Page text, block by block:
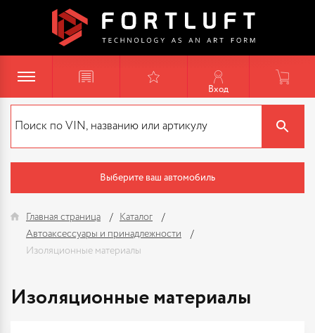
Вход
Выберите ваш автомобиль
Главная страница
Каталог
Автоаксессуары и принадлежности
Изоляционные материалы
Изоляционные материалы